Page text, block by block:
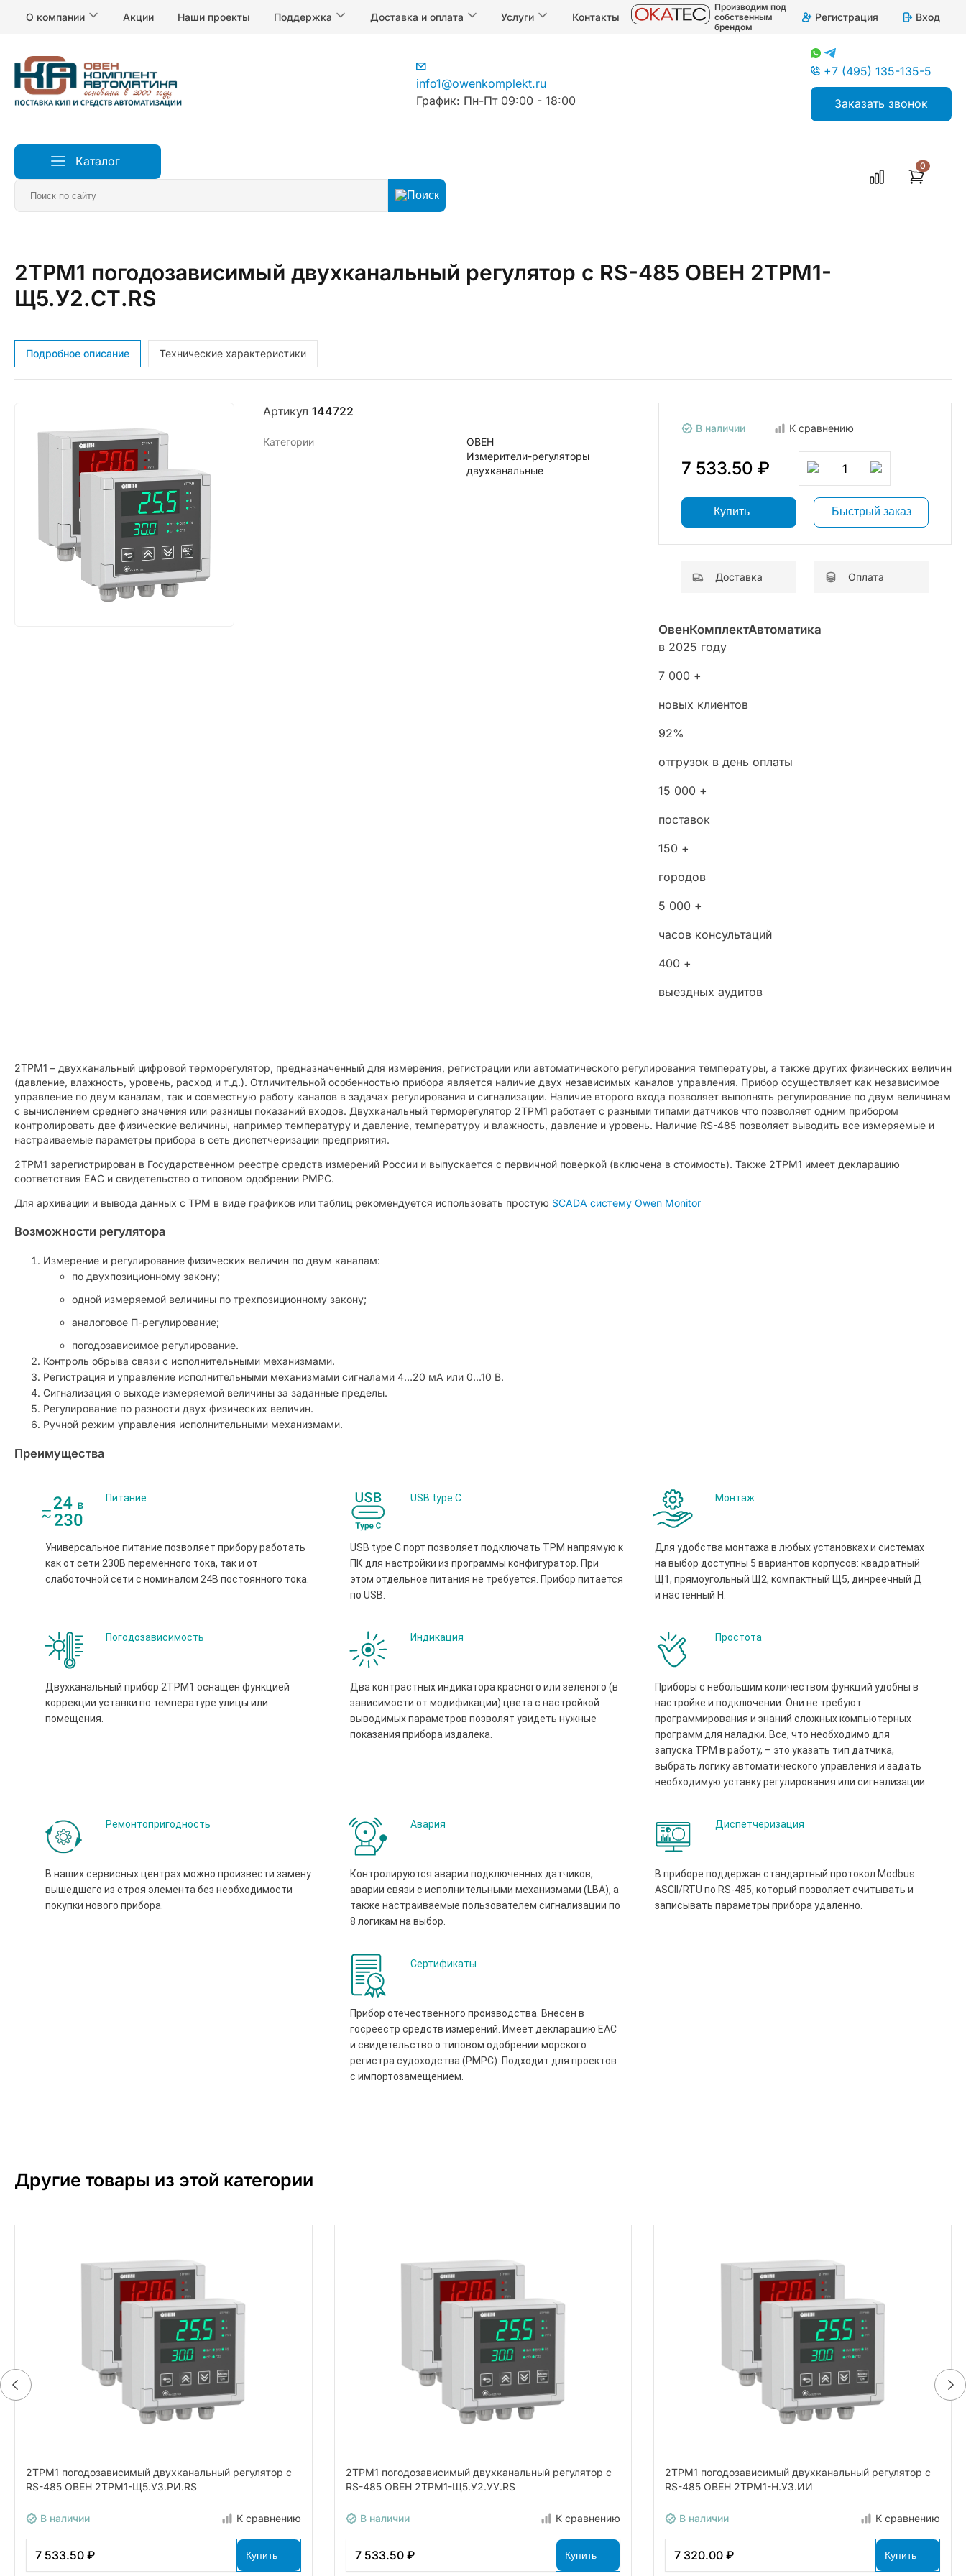
О компании Акции Наши проекты Поддержка Доставка и оплата Услуги Контакты
Производим под
собственным
брендом
Регистрация Вход
info1@owenkomplekt.ru
График: Пн-Пт 09:00 - 18:00
+7 (495) 135-135-5
Заказать звонок
Каталог 0
Главная Измерители и регуляторы температуры Регуляторы температуры
2ТРМ1 погодозависимый двухканальный регулятор с RS-485 ОВЕН 2ТРМ1-
Щ5.У2.СТ.RS
Подробное описание Технические характеристики
Артикул 144722
Категории
ОВЕН
Измерители-регуляторы
двухканальные
В наличии К сравнению
7 533.50 ₽ 1
Купить Быстрый заказ
Доставка Оплата
ОвенКомплектАвтоматика
в 2025 году
7 000 +
новых клиентов
92%
отгрузок в день оплаты
15 000 +
поставок
150 +
городов
5 000 +
часов консультаций
400 +
выездных аудитов
2ТРМ1 – двухканальный цифровой терморегулятор, предназначенный для измерения, регистрации или автоматического регулирования температуры, а также других физических величин
(давление, влажность, уровень, расход и т.д.). Отличительной особенностью прибора является наличие двух независимых каналов управления. Прибор осуществляет как независимое
управление по двум каналам, так и совместную работу каналов в задачах регулирования и сигнализации. Наличие второго входа позволяет выполнять регулирование по двум величинам
с вычислением среднего значения или разницы показаний входов. Двухканальный терморегулятор 2ТРМ1 работает с разными типами датчиков что позволяет одним прибором
контролировать две физические величины, например температуру и давление, температуру и влажность, давление и уровень. Наличие RS-485 позволяет выводить все измеряемые и
настраиваемые параметры прибора в сеть диспетчеризации предприятия.
2ТРМ1 зарегистрирован в Государственном реестре средств измерений России и выпускается с первичной поверкой (включена в стоимость). Также 2ТРМ1 имеет декларацию
соответствия ЕАС и свидетельство о типовом одобрении РМРС.
Для архивации и вывода данных с ТРМ в виде графиков или таблиц рекомендуется использовать простую SCADA систему Owen Monitor
Возможности регулятора
Измерение и регулирование физических величин по двум каналам:
по двухпозиционному закону;
одной измеряемой величины по трехпозиционному закону;
аналоговое П-регулирование;
погодозависимое регулирование.
Контроль обрыва связи с исполнительными механизмами.
Регистрация и управление исполнительными механизмами сигналами 4…20 мА или 0...10 В.
Сигнализация о выходе измеряемой величины за заданные пределы.
Регулирование по разности двух физических величин.
Ручной режим управления исполнительными механизмами.
Преимущества
Питание
Универсальное питание позволяет прибору работать
как от сети 230В переменного тока, так и от
слаботочной сети с номиналом 24В постоянного тока.
USB type С
USB type С порт позволяет подключать ТРМ напрямую к
ПК для настройки из программы конфигуратор. При
этом отдельное питания не требуется. Прибор питается
по USB.
Монтаж
Для удобства монтажа в любых установках и системах
на выбор доступны 5 вариантов корпусов: квадратный
Щ1, прямоугольный Щ2, компактный Щ5, динреечный Д
и настенный Н.
Погодозависимость
Двухканальный прибор 2ТРМ1 оснащен функцией
коррекции уставки по температуре улицы или
помещения.
Индикация
Два контрастных индикатора красного или зеленого (в
зависимости от модификации) цвета с настройкой
выводимых параметров позволят увидеть нужные
показания прибора издалека.
Простота
Приборы с небольшим количеством функций удобны в
настройке и подключении. Они не требуют
программирования и знаний сложных компьютерных
программ для наладки. Все, что необходимо для
запуска ТРМ в работу, – это указать тип датчика,
выбрать логику автоматического управления и задать
необходимую уставку регулирования или сигнализации.
Ремонтопригодность
В наших сервисных центрах можно произвести замену
вышедшего из строя элемента без необходимости
покупки нового прибора.
Авария
Контролируются аварии подключенных датчиков,
аварии связи с исполнительными механизмами (LBA), а
также настраиваемые пользователем сигнализации по
8 логикам на выбор.
Диспетчеризация
В приборе поддержан стандартный протокол Modbus
ASCII/RTU по RS-485, который позволяет считывать и
записывать параметры прибора удаленно.
Сертификаты
Прибор отечественного производства. Внесен в
госреестр средств измерений. Имеет декларацию ЕАС
и свидетельство о типовом одобрении морского
регистра судоходства (РМРС). Подходит для проектов
с импортозамещением.
Другие товары из этой категории
2ТРМ1 погодозависимый двухканальный регулятор с
RS-485 ОВЕН 2ТРМ1-Щ5.У3.РИ.RS
В наличии К сравнению
7 533.50 ₽ Купить
2ТРМ1 погодозависимый двухканальный регулятор с
RS-485 ОВЕН 2ТРМ1-Щ5.У2.УУ.RS
В наличии К сравнению
7 533.50 ₽ Купить
2ТРМ1 погодозависимый двухканальный регулятор с
RS-485 ОВЕН 2ТРМ1-Н.У3.ИИ
В наличии К сравнению
7 320.00 ₽ Купить